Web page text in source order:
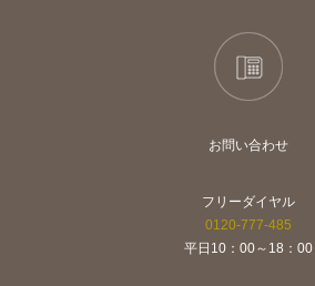
お問い合わせ
フリーダイヤル
0120-777-485
平日10：00～18：00